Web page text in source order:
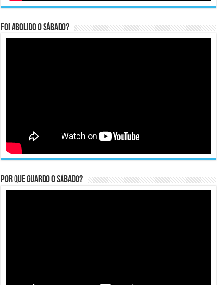
Foi abolido o sábado?
Por que guardo o Sábado?